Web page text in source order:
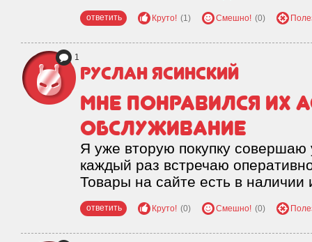
ответить Круто! (1) Смешно! (0)
1
Руслан Ясинский
Мне понравился их
обслуживание
Я уже вторую покупку совершаю
каждый раз встречаю
Товары на сайте есть в наличии
ответить Круто! (0) Смешно! (0)